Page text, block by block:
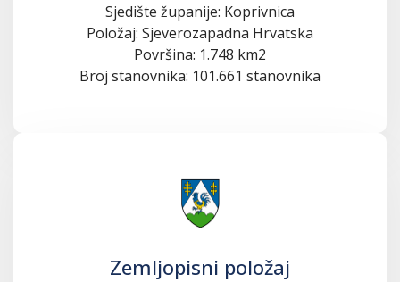
Sjedište županije: Koprivnica
Položaj: Sjeverozapadna Hrvatska
Površina: 1.748 km2
Broj stanovnika: 101.661 stanovnika
Zemljopisni položaj